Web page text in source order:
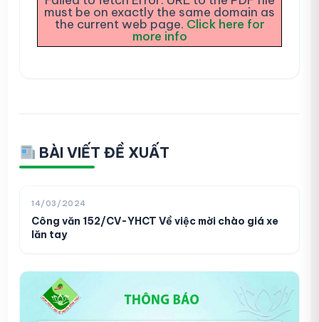
must be on exactly the same domain as
the current web page. Click here for
more info
BÀI VIẾT ĐỀ XUẤT
14/03/2024
Công văn 152/CV-YHCT Về việc mời chào giá xe
lăn tay